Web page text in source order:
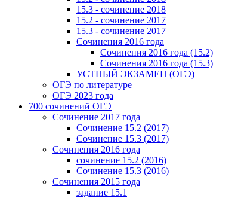
15.3 - сочинение 2018
15.2 - сочинение 2017
15.3 - сочинение 2017
Сочинения 2016 года
Сочинения 2016 года (15.2)
Сочинения 2016 года (15.3)
УСТНЫЙ ЭКЗАМЕН (ОГЭ)
ОГЭ по литературе
ОГЭ 2023 года
700 cочинений ОГЭ
Сочинение 2017 года
Сочинение 15.2 (2017)
Сочинение 15.3 (2017)
Сочинения 2016 года
сочинение 15.2 (2016)
Сочинение 15.3 (2016)
Сочинения 2015 года
задание 15.1